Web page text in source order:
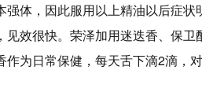
体，因此服用以上精油以后症状
效很快。荣泽加用迷迭香、保卫
为日常保健，每天舌下滴2滴，